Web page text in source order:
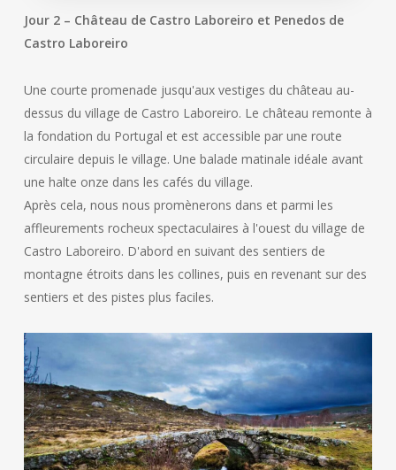
Jour 2 – Château de Castro Laboreiro et Penedos de
Castro Laboreiro
Une courte promenade jusqu'aux vestiges du château au-
dessus du village de Castro Laboreiro. Le château remonte à
la fondation du Portugal et est accessible par une route
circulaire depuis le village. Une balade matinale idéale avant
une halte onze dans les cafés du village.
Après cela, nous nous promènerons dans et parmi les
affleurements rocheux spectaculaires à l'ouest du village de
Castro Laboreiro. D'abord en suivant des sentiers de
montagne étroits dans les collines, puis en revenant sur des
sentiers et des pistes plus faciles.